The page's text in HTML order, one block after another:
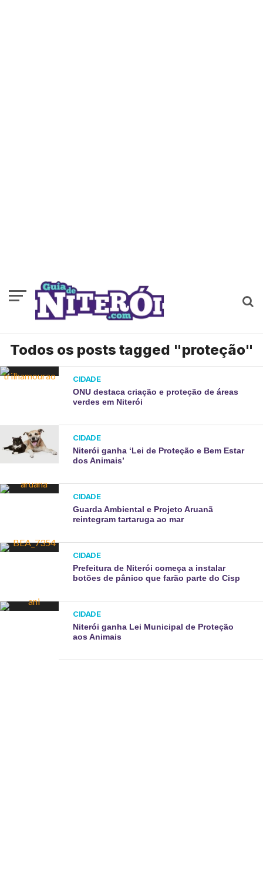
Todos os posts tagged "proteção"
CIDADE
ONU destaca criação e proteção de áreas
verdes em Niterói
CIDADE
Niterói ganha ‘Lei de Proteção e Bem Estar
dos Animais’
CIDADE
Guarda Ambiental e Projeto Aruanã
reintegram tartaruga ao mar
CIDADE
Prefeitura de Niterói começa a instalar
botões de pânico que farão parte do Cisp
CIDADE
Niterói ganha Lei Municipal de Proteção
aos Animais